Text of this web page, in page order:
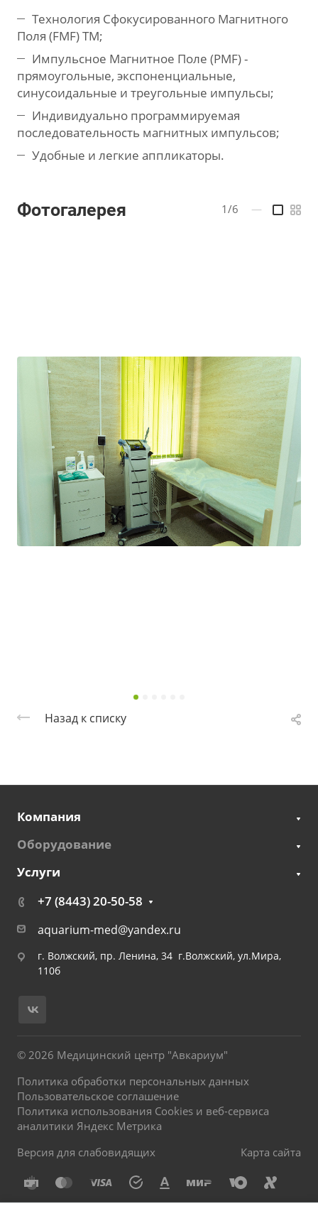
Технология Сфокусированного Магнитного
Поля (FMF) TM;
Импульсное Магнитное Поле (PMF) -
прямоугольные, экспоненциальные,
синусоидальные и треугольные импульсы;
Индивидуально программируемая
последовательность магнитных импульсов;
Удобные и легкие аппликаторы.
Фотогалерея 1/6 —
Назад к списку
Компания
Оборудование
Услуги
+7 (8443) 20-50-58
aquarium-med@yandex.ru
г. Волжский, пр. Ленина, 34 г.Волжский, ул.Мира,
110б
© 2026 Медицинский центр "Авкариум"
Политика обработки персональных данных
Пользовательское соглашение
Политика использования Cookies и веб-сервиса
аналитики Яндекс Метрика
Версия для слабовидящих
Карта сайта